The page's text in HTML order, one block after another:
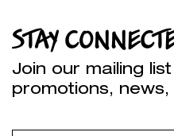
STAY
Join our mailing
promotions,